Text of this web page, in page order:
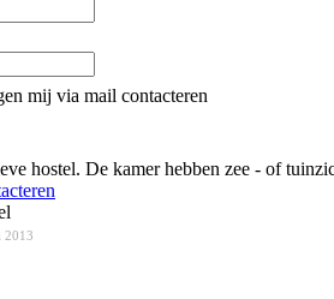
mij via mail contacteren
hostel. De kamer hebben zee - of
2013